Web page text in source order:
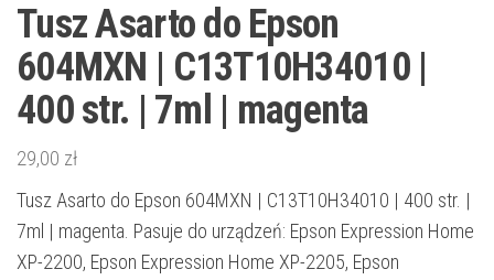
Tusz Asarto do Epson
604MXN | C13T10H34010 |
400 str. | 7ml | magenta
29,00 zł
Tusz Asarto do Epson 604MXN | C13T10H34010 | 400 str. |
7ml | magenta. Pasuje do urządzeń: Epson Expression Home
XP-2200, Epson Expression Home XP-2205, Epson